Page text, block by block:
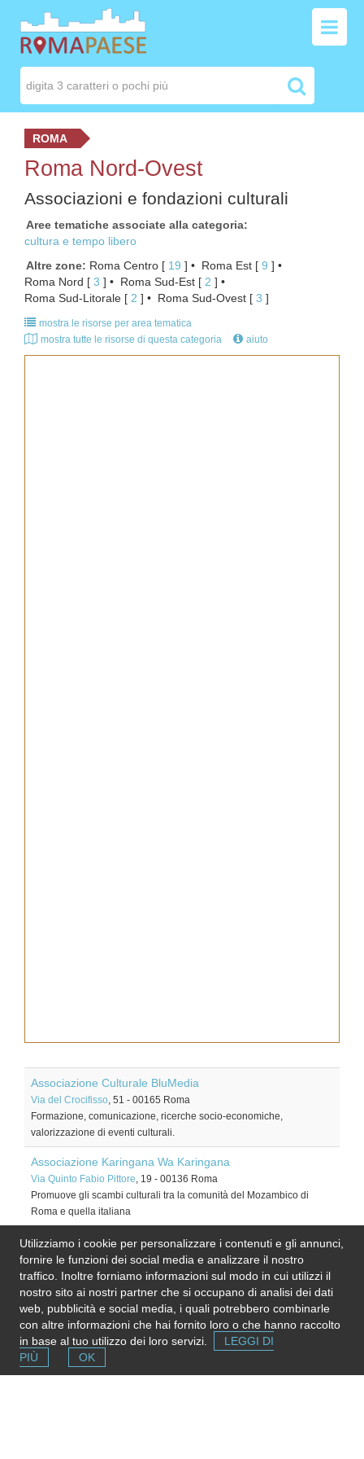
ROMA
Roma Nord-Ovest
Associazioni e fondazioni culturali
Aree tematiche associate alla categoria
cultura e tempo libero
Altre zone
Roma Centro [ 19 ] Roma Est [ 9 ]
Roma Nord [ 3 ] Roma Sud-Est [ 2 ]
Roma Sud-Litorale [ 2 ] Roma Sud-Ovest [ 3 ]
mostra le risorse per area tematica
mostra tutte le risorse di questa categoria
aiuto
Associazione Culturale BluMedia
Via del Crocifisso , 51 - 00165 Roma
Formazione, comunicazione, ricerche socio-economiche,
valorizzazione di eventi culturali.
Associazione Karingana Wa Karingana
Via Quinto Fabio Pittore , 19 - 00136 Roma
Promuove gli scambi culturali tra la comunità del Mozambico di
Roma e quella italiana
L'Asino d'Oro - Associazione Culturale
Via Mattia Battistini-00167 Roma
Fondata da 3 giovani archeologi con la passione per Roma e
l’Antico Oriente. Visite guidate per Roma, anche in arabo.
Piskulieff's Foundation
Via dei Monti di Primavalle , 50 00168
Roma
Fondazione che protegge l'umanità, l'integrità, l'arte e lo sviluppo
sostenibile.
Utilizziamo i cookie per personalizzare i contenuti e gli annunci,
fornire le funzioni dei social media e analizzare il nostro
traffico. Inoltre forniamo informazioni sul modo in cui utilizzi il
nostro sito ai nostri partner che si occupano di analisi dei dati
web, pubblicità e social media, i quali potrebbero combinarle
con altre informazioni che hai fornito loro o che hanno raccolto
in base al tuo utilizzo dei loro servizi.
LEGGI DI
PIÙ
OK